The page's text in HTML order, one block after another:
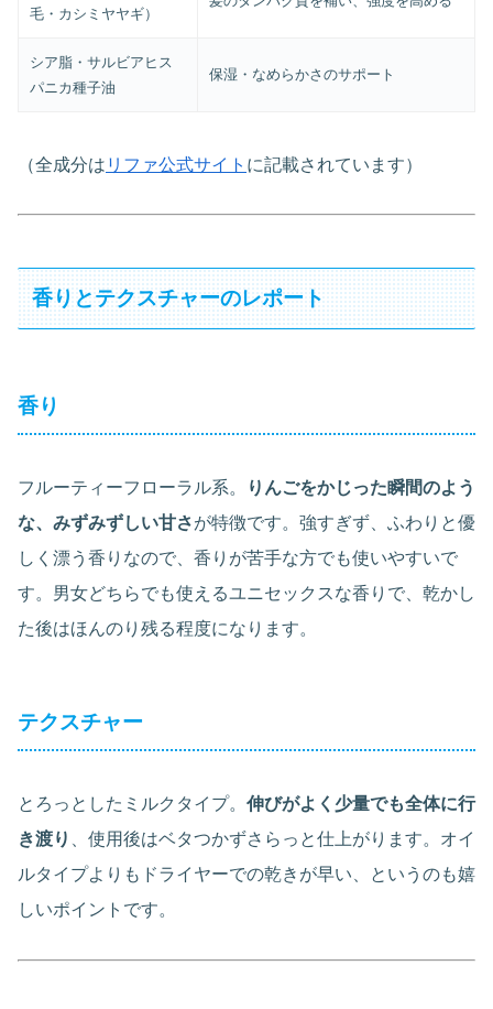
毛・カシミヤヤギ）
シア脂・サルビアヒス
パニカ種子油
保湿・なめらかさのサポート
（全成分は リファ公式サイト に記載されています）
香りとテクスチャーのレポート
香り
フルーティーフローラル系。
りんごをかじった瞬間のよう
な、みずみずしい甘さが特徴です。強すぎず、ふわりと優
しく漂う香りなので、香りが苦手な方でも使いやすいで
す。男女どちらでも使えるユニセックスな香りで、乾かし
た後はほんのり残る程度になります。
テクスチャー
とろっとしたミルクタイプ。 伸びがよく少量でも全体に行
き渡り
、使用後はベタつかずさらっと仕上がります。オイ
ルタイプよりもドライヤーでの乾きが早い、というのも嬉
しいポイントです。